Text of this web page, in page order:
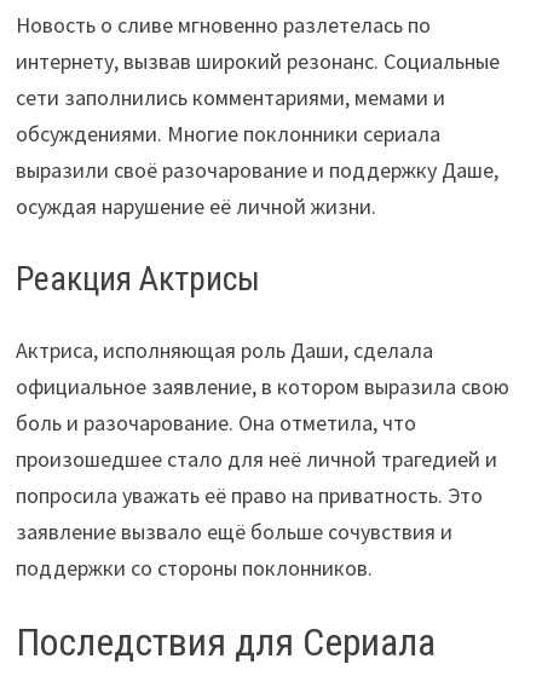
Новость о сливе мгновенно разлетелась по
интернету, вызвав широкий резонанс. Социальные
сети заполнились комментариями, мемами и
обсуждениями. Многие поклонники сериала
выразили своё разочарование и поддержку Даше,
осуждая нарушение её личной жизни.
Реакция Актрисы
Актриса, исполняющая роль Даши, сделала
официальное заявление, в котором выразила свою
боль и разочарование. Она отметила, что
произошедшее стало для неё личной трагедией и
попросила уважать её право на приватность. Это
заявление вызвало ещё больше сочувствия и
поддержки со стороны поклонников.
Последствия для Сериала